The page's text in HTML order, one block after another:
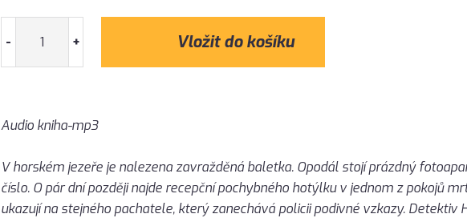
- +
Audio kniha-mp3
V horském jezeře je nalezena zavražděná baletka. Opodál stojí prázdný
číslo. O pár dní později najde recepční pochybného hotýlku v jednom z pokojů
ukazují na stejného pachatele, který zanechává policii podivné vzkazy. Detektiv